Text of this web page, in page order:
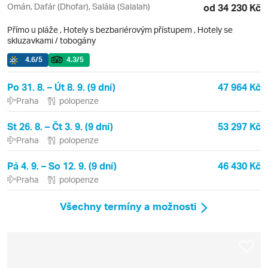
Omán, Dafár (Dhofar), Salála (Salalah) od 34 230 Kč
Přímo u pláže , Hotely s bezbariérovým přístupem , Hotely se
skluzavkami / tobogány
4.6/5 4.3/5
Po 31. 8. – Út 8. 9. (9 dní) 47 964 Kč
Praha polopenze
St 26. 8. – Čt 3. 9. (9 dní) 53 297 Kč
Praha polopenze
Pá 4. 9. – So 12. 9. (9 dní) 46 430 Kč
Praha polopenze
Všechny termíny a možnosti